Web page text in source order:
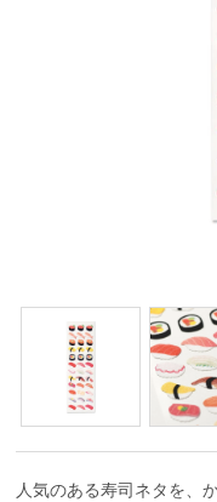
人気のある寿司ネタを、